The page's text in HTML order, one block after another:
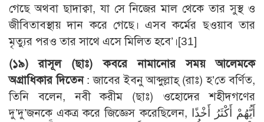
গেছে অথবা ছাদাক্বা, যা সে নিজের মাল থেকে তার সুস্থ ও
জীবিতাবস্থায় দান করে গেছে। এসব কর্মের ছওয়াব তার
মৃত্যুর পরও তার সাথে এসে মিলিত হবে’।[31]
(১৯) রাসূল (ছাঃ) কবরে নামানোর সময় আলেমকে
অগ্রাধিকার দিতেন: জাবের ইবনু আব্দুল্লাহ্ (রাঃ) হ’তে বর্ণিত,
তিনি বলেন, নবী করীম (ছাঃ) ওহোদের শহীদগণের
দু’দু’জনকে একত্র করে জিজ্ঞেস করেছিলেন, أَيُّهُمْ أَكْثَرُ أَخْذًا